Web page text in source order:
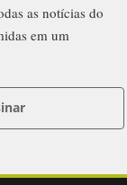
as notícias do
em um